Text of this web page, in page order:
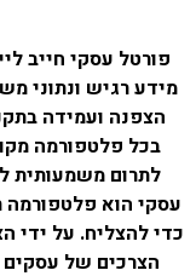
פורטל עסקי חייב
מידע רגיש ונתוני
הצפנה ועמידה
בכל פלטפורמה
לתרום משמעותית
עסקי הוא פלטפורמה
כדי להצליח. על ידי
הצרכים של